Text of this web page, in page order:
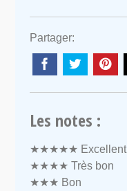
Partager:
Les notes :
★★★★★ Excellent
★★★★ Très bon
★★★ Bon